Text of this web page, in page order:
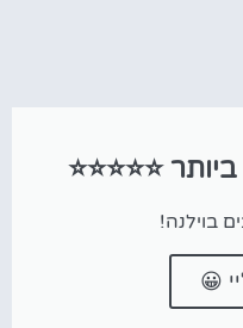
⭐⭐⭐⭐⭐
בוילנה!
😀